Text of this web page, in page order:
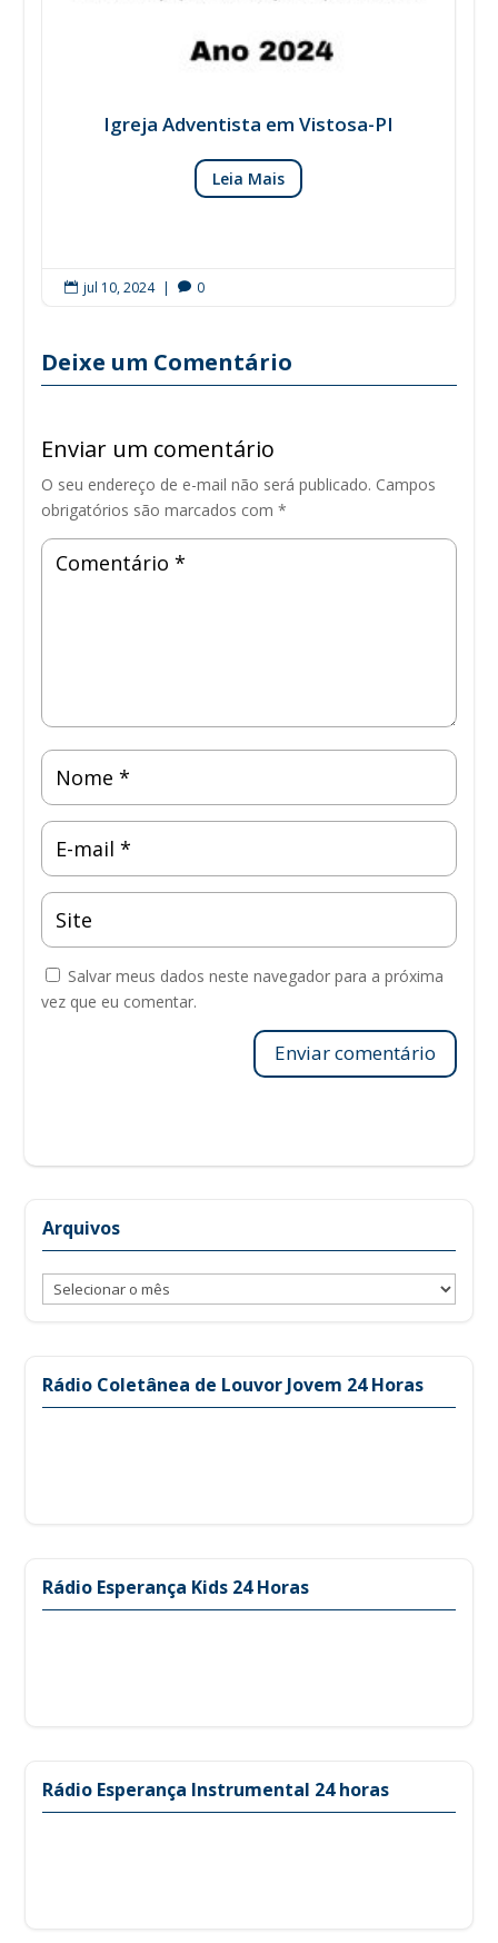
Igreja Adventista em Vistosa-PI
Leia Mais
 jul 10, 2024 |  0
Deixe um Comentário
Enviar um comentário
O seu endereço de e-mail não será publicado. Campos
obrigatórios são marcados com*
Salvar meus dados neste navegador para a próxima
vez que eu comentar.
Enviar comentário
Arquivos
Arquivos
Rádio Coletânea de Louvor Jovem 24 Horas
Rádio Esperança Kids 24 Horas
Rádio Esperança Instrumental 24 horas